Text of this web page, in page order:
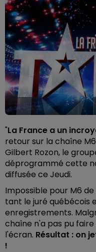
"La France a un
retour sur la chaîne
Gilbert Rozon, le
déprogrammé cette
diffusée ce Jeudi.
Impossible pour M6
tant le juré québécois
enregistrements.
chaîne n'a pas pu
l'écran. Résultat : on
!